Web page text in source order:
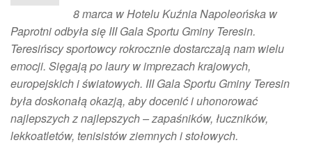
8 marca w Hotelu Kuźnia Napoleońska w
Paprotni odbyła się III Gala Sportu Gminy Teresin.
Teresińscy sportowcy rokrocznie dostarczają nam wielu
emocji. Sięgają po laury w imprezach krajowych,
europejskich i światowych. III Gala Sportu Gminy Teresin
była doskonałą okazją, aby docenić i uhonorować
najlepszych z najlepszych – zapaśników, łuczników,
lekkoatletów, tenisistów ziemnych i stołowych.